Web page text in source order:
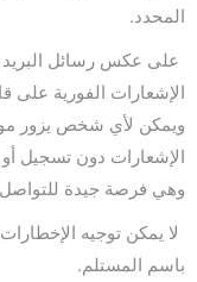
المحدد.
على عكس رسائل البريد
الإشعارات الفورية على
ويمكن لأي شخص يزور
الإشعارات دون تسجيل أو
وهي فرصة جيدة للتواصل
لا يمكن توجيه
باسم المستلم.